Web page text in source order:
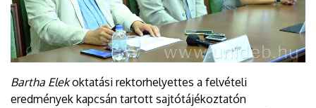
Bartha Elekoktatási rektorhelyettes a felvételi
eredmények kapcsán tartott sajtótájékoztatón